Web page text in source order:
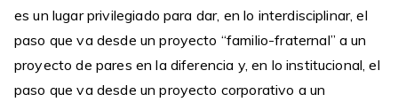
es un lugar privilegiado para dar, en lo interdisciplinar, el
paso que va desde un proyecto “familio-fraternal” a un
proyecto de pares en la diferencia y, en lo institucional, el
paso que va desde un proyecto corporativo a un